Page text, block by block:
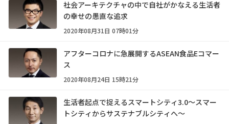
社会アーキテクチャの中で自社がかなえる生活者
の幸せの愚直な追求
2020年08月31日 07時01分
アフターコロナに急展開するASEAN食品Eコマー
ス
2020年08月24日 15時21分
生活者起点で捉えるスマートシティ3.0～スマー
トシティからサステナブルシティへ～